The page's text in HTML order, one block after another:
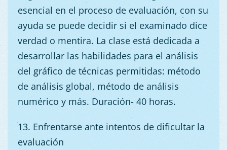
esencial en el proceso de evaluación, con su
ayuda se puede decidir si el examinado dice
verdad o mentira. La clase está dedicada a
desarrollar las habilidades para el análisis
del gráfico de técnicas permitidas: método
de análisis global, método de análisis
numérico y más. Duración- 40 horas.
13. Enfrentarse ante intentos de dificultar la
evaluación